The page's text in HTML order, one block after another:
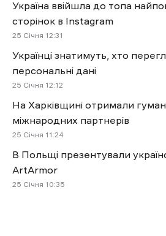
Україна ввійшла до топа
сторінок в Instagram
25 Січня 12:31
Українці знатимуть, хто
персональні дані
25 Січня 12:12
На Харківщині отримали
міжнародних партнерів
25 Січня 11:24
В Польщі презентували
ArtArmor
25 Січня 10:35